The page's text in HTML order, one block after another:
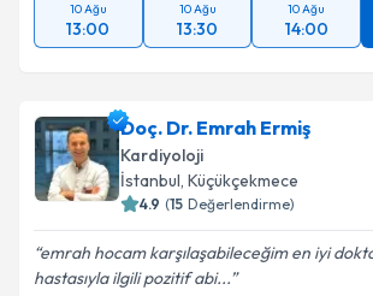
10 Ağu
13:00
10 Ağu
13:30
10 Ağu
14:00
Doç. Dr. Emrah Ermiş
Kardiyoloji
İstanbul, Küçükçekmece
4.9 (15 Değerlendirme)
emrah hocam karşılaşabileceğim en iyi
hastasıyla ilgili pozitif abi...